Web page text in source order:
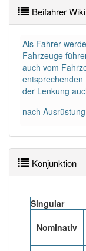
Wörter, die
DER:683
DIE:0
Schimpfwort:
PowerIndex:
Häufigkeit: 4
Wörter mit
Beifahrer Wiki
Als Fahrer
Fahrzeuge
auch vom
der Lenkung
nach
Konjunktion
Singular
Nominativ